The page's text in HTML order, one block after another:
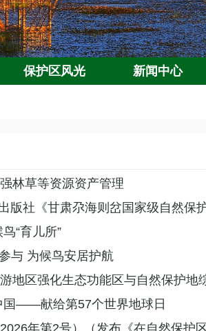
保护区风光 新闻中心
林草等资源资产管理
版社《甘肃尕海则岔国家级自然保护
“育儿所”
与 为候鸟安居护航
地区强化生态功能区与自然保护地
国——献给第57个世界地球日
年第2号）（发布《在自然保护